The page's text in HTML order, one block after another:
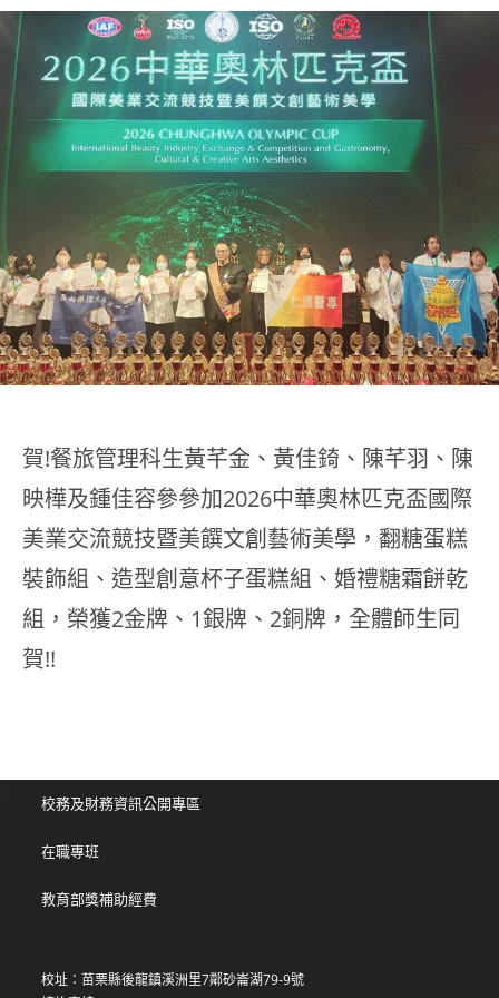
賀!餐旅管理科生黃芊金、黃佳錡、陳芊羽、陳
映樺及鍾佳容參參加2026中華奧林匹克盃國際
美業交流競技暨美饌文創藝術美學，翻糖蛋糕
裝飾組、造型創意杯子蛋糕組、婚禮糖霜餅乾
組，榮獲2金牌、1銀牌、2銅牌，全體師生同
賀!!
校務及財務資訊公開專區
在職專班
教育部獎補助經費
校址：苗栗縣後龍鎮溪洲里7鄰砂崙湖79-9號